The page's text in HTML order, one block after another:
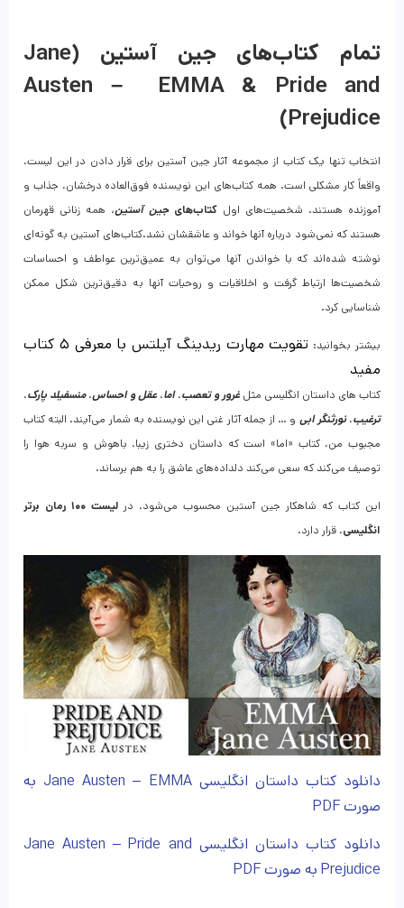
تمام کتاب‌های جین آستین (Jane
Austen – EMMA & Pride and
Prejudice)
انتخاب تنها یک کتاب از مجموعه آثار جین آستین برای قرار دادن در این لیست،
واقعاً کار مشکلی است. همه کتاب‌های این نویسنده فوق‌العاده درخشان، جذاب و
آموزنده هستند. شخصیت‌های اول کتاب‌هایجین آستین، همه زنانی قهرمان
هستند که نمی‌شود درباره آنها خواند و عاشقشان نشد.کتاب‌های آستین به گونه‌ای
نوشته شده‌اند که با خواندن آنها می‌توان به عمیق‌ترین عواطف و احساسات
شخصیت‌ها ارتباط گرفت و اخلاقیات و روحیات آنها به دقیق‌‌ترین شکل ممکن
شناسایی کرد.
بیشتر بخوانید:
تقویت مهارت ریدینگ آیلتس با معرفی ۵ کتاب
مفید
کتاب های داستان انگلیسی مثل غرور و تعصب،اما، عقل و احساس،منسفیلد پارک،
ترغیب،نورثنگر ابی و … از جمله آثار غنی این نویسنده به شمار می‌آیند. البته کتاب
مجبوب من، کتاب «اما» است که داستان دختری زیبا، باهوش و سربه هوا را
توصیف می‌کند که سعی می‌کند دلداده‌های عاشق را به هم برساند.
این کتاب که شاهکار جین آستین محسوب می‌شود، در
لیست ۱۰۰ رمان برتر
انگلیسی، قرار دارد.
دانلود کتاب داستان انگلیسی Jane Austen – EMMA به
صورت PDF
دانلود کتاب داستان انگلیسی Jane Austen – Pride and
Prejudice به صورت PDF